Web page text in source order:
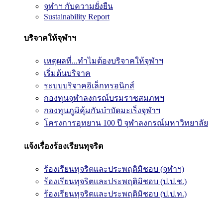
จุฬาฯ กับความยั่งยืน
Sustainability Report
บริจาคให้จุฬาฯ
เหตุผลที่...ทำไมต้องบริจาคให้จุฬาฯ
เริ่มต้นบริจาค
ระบบบริจาคอิเล็กทรอนิกส์
กองทุนจุฬาลงกรณ์บรมราชสมภพฯ
กองทุนภูมิคุ้มกันบำบัดมะเร็งจุฬาฯ
โครงการอุทยาน 100 ปี จุฬาลงกรณ์มหาวิทยาลัย
แจ้งเรื่องร้องเรียนทุจริต
ร้องเรียนทุจริตและประพฤติมิชอบ (จุฬาฯ)
ร้องเรียนทุจริตและประพฤติมิชอบ (ป.ป.ช.)
ร้องเรียนทุจริตและประพฤติมิชอบ (ป.ป.ท.)